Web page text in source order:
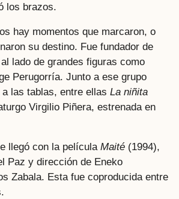
los brazos.
hay momentos que marcaron, o
su destino. Fue fundador de
lado de grandes figuras como
Perugorría. Junto a ese grupo
las tablas, entre ellas La niñita
Virgilio Piñera, estrenada en
llegó con la película Maité (1994),
Paz y dirección de Eneko
Zabala. Esta fue coproducida entre